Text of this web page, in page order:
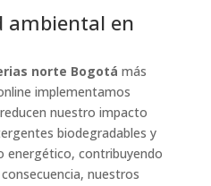
ambiental en
norte Bogotá más
implementamos
nuestro impacto
biodegradables y
energético, contribuyendo
nuestros